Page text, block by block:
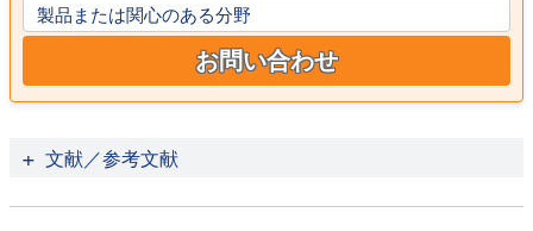
製品または関心のある分野
お問い合わせ
文献／参考文献